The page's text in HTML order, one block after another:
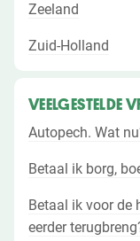
Zeeland
Zuid-Holland
VEELGESTELDE
Autopech. Wat
Betaal ik borg,
Betaal ik voor de
eerder